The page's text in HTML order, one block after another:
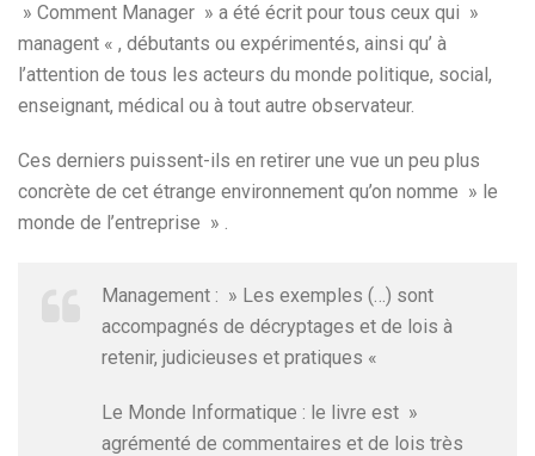
» Comment Manager » a été écrit pour tous ceux qui »
managent « , débutants ou expérimentés, ainsi qu’ à
l’attention de tous les acteurs du monde politique, social,
enseignant, médical ou à tout autre observateur.
Ces derniers puissent-ils en retirer une vue un peu plus
concrète de cet étrange environnement qu’on nomme » le
monde de l’entreprise » .
Management : » Les exemples (…) sont
accompagnés de décryptages et de lois à
retenir, judicieuses et pratiques «
Le Monde Informatique : le livre est »
agrémenté de commentaires et de lois très